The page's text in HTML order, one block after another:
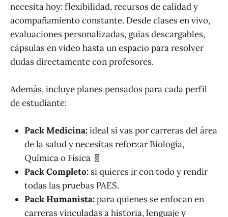
necesita hoy: flexibilidad, recursos de calidad y
acompañamiento constante. Desde clases en vivo,
evaluaciones personalizadas, guías descargables,
cápsulas en video hasta un espacio para resolver
dudas directamente con profesores.
Además, incluye planes pensados para cada perfil
de estudiante:
Pack Medicina:ideal si vas por carreras del área
de la salud y necesitas reforzar Biología,
Química o Física 🧬
Pack Completo: si quieres ir con todo y rendir
todas las pruebas PAES.
Pack Humanista:para quienes se enfocan en
carreras vinculadas a historia, lenguaje y